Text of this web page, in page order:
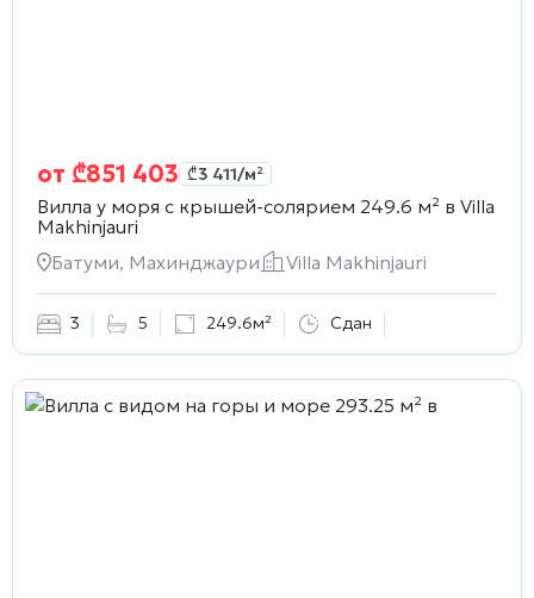
от ₾851 403 ₾3 411/м²
Вилла у моря с крышей-солярием 249.6 м² в Villa
Makhinjauri
Батуми, Махинджаури
Villa Makhinjauri
3 5 249.6м² Сдан